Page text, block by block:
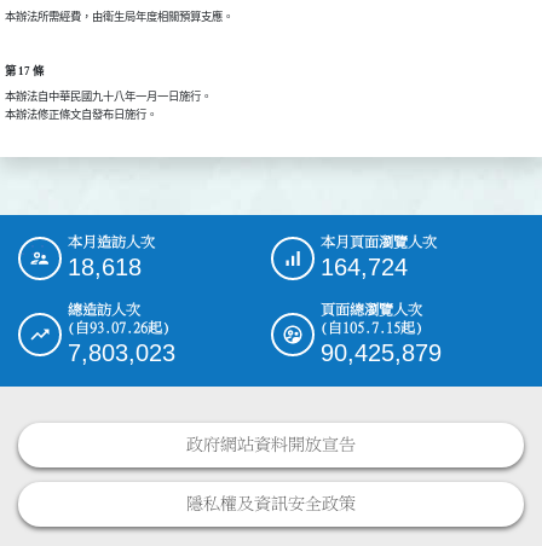
本辦法所需經費，由衛生局年度相關預算支應。
第 17 條
本辦法自中華民國九十八年一月一日施行。
本辦法修正條文自發布日施行。
::: 本月造訪人次
18,618
本月頁面瀏覽人次
164,724
總造訪人次
(自93.07.26起)
7,803,023
頁面總瀏覽人次
(自105.7.15起)
90,425,879
政府網站資料開放宣告
隱私權及資訊安全政策